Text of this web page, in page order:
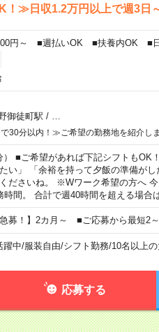
≫日収1.2万円以上で週3日
円～ ■週払いOK ■扶養内OK ■
御徒町駅 /
30分以内！≫ご希望の勤務地を紹介しま
） ■ご希望があれば下記シフトもOK
い」 「余裕を持って夕飯の準備が
ださいね。 ※Wワーク希望の方へ 今
間。 合計で週40時間を超える場合
急募！】2カ月～ ■ご応募から最短2
躍中/服装自由/シフト勤務/10名以上
応募する